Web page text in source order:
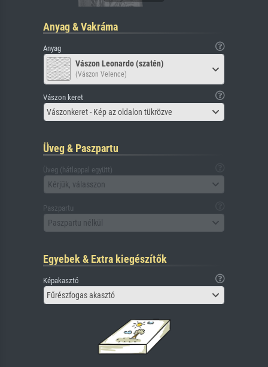
Anyag & Vakráma
Anyag
Vászon Leonardo (szatén)
(Vászon Velence)
Vászon keret
Vászonkeret - Kép az oldalon tükrözve
Üveg & Paszpartu
Üveg (hátlappal együtt)
Kérjük, válasszon
Paszpartu
Paszpartu nélkül
Egyebek & Extra kiegészítők
Képakasztó
Fűrészfogas akasztó